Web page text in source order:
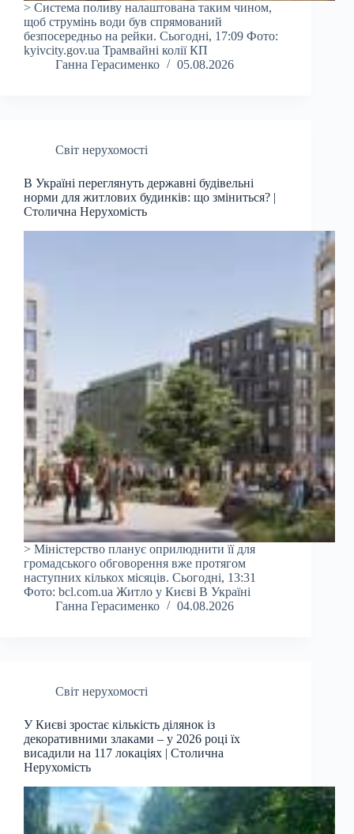
> Система поливу налаштована таким чином,
щоб струмінь води був спрямований
безпосередньо на рейки. Сьогодні, 17:09 Фото:
kyivcity.gov.ua Трамвайні колії КП
Ганна Герасименко
05.08.2026
Світ нерухомості
В Україні переглянуть державні будівельні
норми для житлових будинків: що зміниться? |
Столична Нерухомість
> Міністерство планує оприлюднити її для
громадського обговорення вже протягом
наступних кількох місяців. Сьогодні, 13:31
Фото: bcl.com.ua Житло у Києві В Україні
Ганна Герасименко
04.08.2026
Світ нерухомості
У Києві зростає кількість ділянок із
декоративними злаками – у 2026 році їх
висадили на 117 локаціях | Столична
Нерухомість